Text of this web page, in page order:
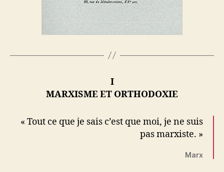
I
MARXISME ET ORTHODOXIE
« Tout ce que je sais c’est que moi, je ne suis
pas marxiste. »
Marx